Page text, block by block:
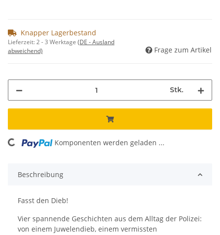
Knapper Lagerbestand
Lieferzeit:2 - 3 Werktage (DE - Ausland
abweichend)
Frage zum Artikel
Stk.
Komponenten werden geladen ...
Beschreibung
Fasst den Dieb!
Vier spannende Geschichten aus dem Alltag der Polizei:
von einem Juwelendieb, einem vermissten